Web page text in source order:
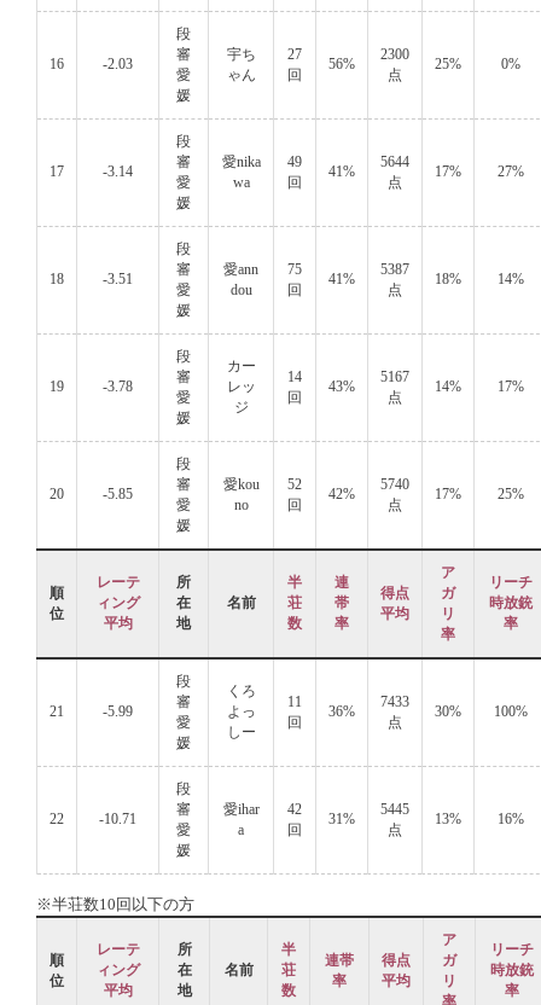
16 -2.03
段
審
愛
媛
宇ち
ゃん
27
回
56%
2300
点
25% 0%
17 -3.14
段
審
愛
媛
愛nika
wa
49
回
41%
5644
点
17% 27%
18 -3.51
段
審
愛
媛
愛ann
dou
75
回
41%
5387
点
18% 14%
19 -3.78
段
審
愛
媛
カー
レッ
ジ
14
回
43%
5167
点
14% 17%
20 -5.85
段
審
愛
媛
愛kou
no
52
回
42%
5740
点
17% 25%
順
位
レーテ
ィング
平均
所
在
地
名前
半
荘
数
連
帯
率
得点
平均
ア
ガ
リ
率
リーチ
時放銃
率
21 -5.99
段
審
愛
媛
くろ
よっ
しー
11
回
36%
7433
点
30% 100%
22 -10.71
段
審
愛
媛
愛ihar
a
42
回
31%
5445
点
13% 16%
※半荘数10回以下の方
順
位
レーテ
ィング
平均
所
在
地
名前
半
荘
数
連帯
率
得点
平均
ア
ガ
リ
率
リーチ
時放銃
率